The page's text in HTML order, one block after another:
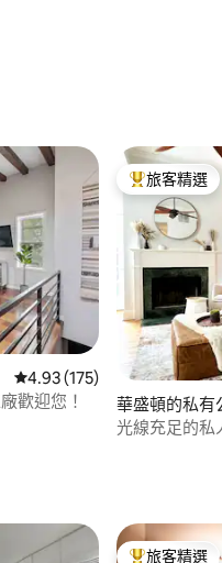
分）
5 分）
從 175 則評價中獲得 4.93
4.93 (175)
歡迎您！
旅客精選榜首
旅客精選
華盛頓的私有
光線充足的私
旅客精選